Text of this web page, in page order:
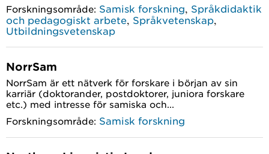
Forskningsområde: Samisk forskning, Språkdidaktik
och pedagogiskt arbete, Språkvetenskap,
Utbildningsvetenskap
NorrSam
NorrSam är ett nätverk för forskare i början av sin
karriär (doktorander, postdoktorer, juniora forskare
etc.) med intresse för samiska och...
Forskningsområde: Samisk forskning